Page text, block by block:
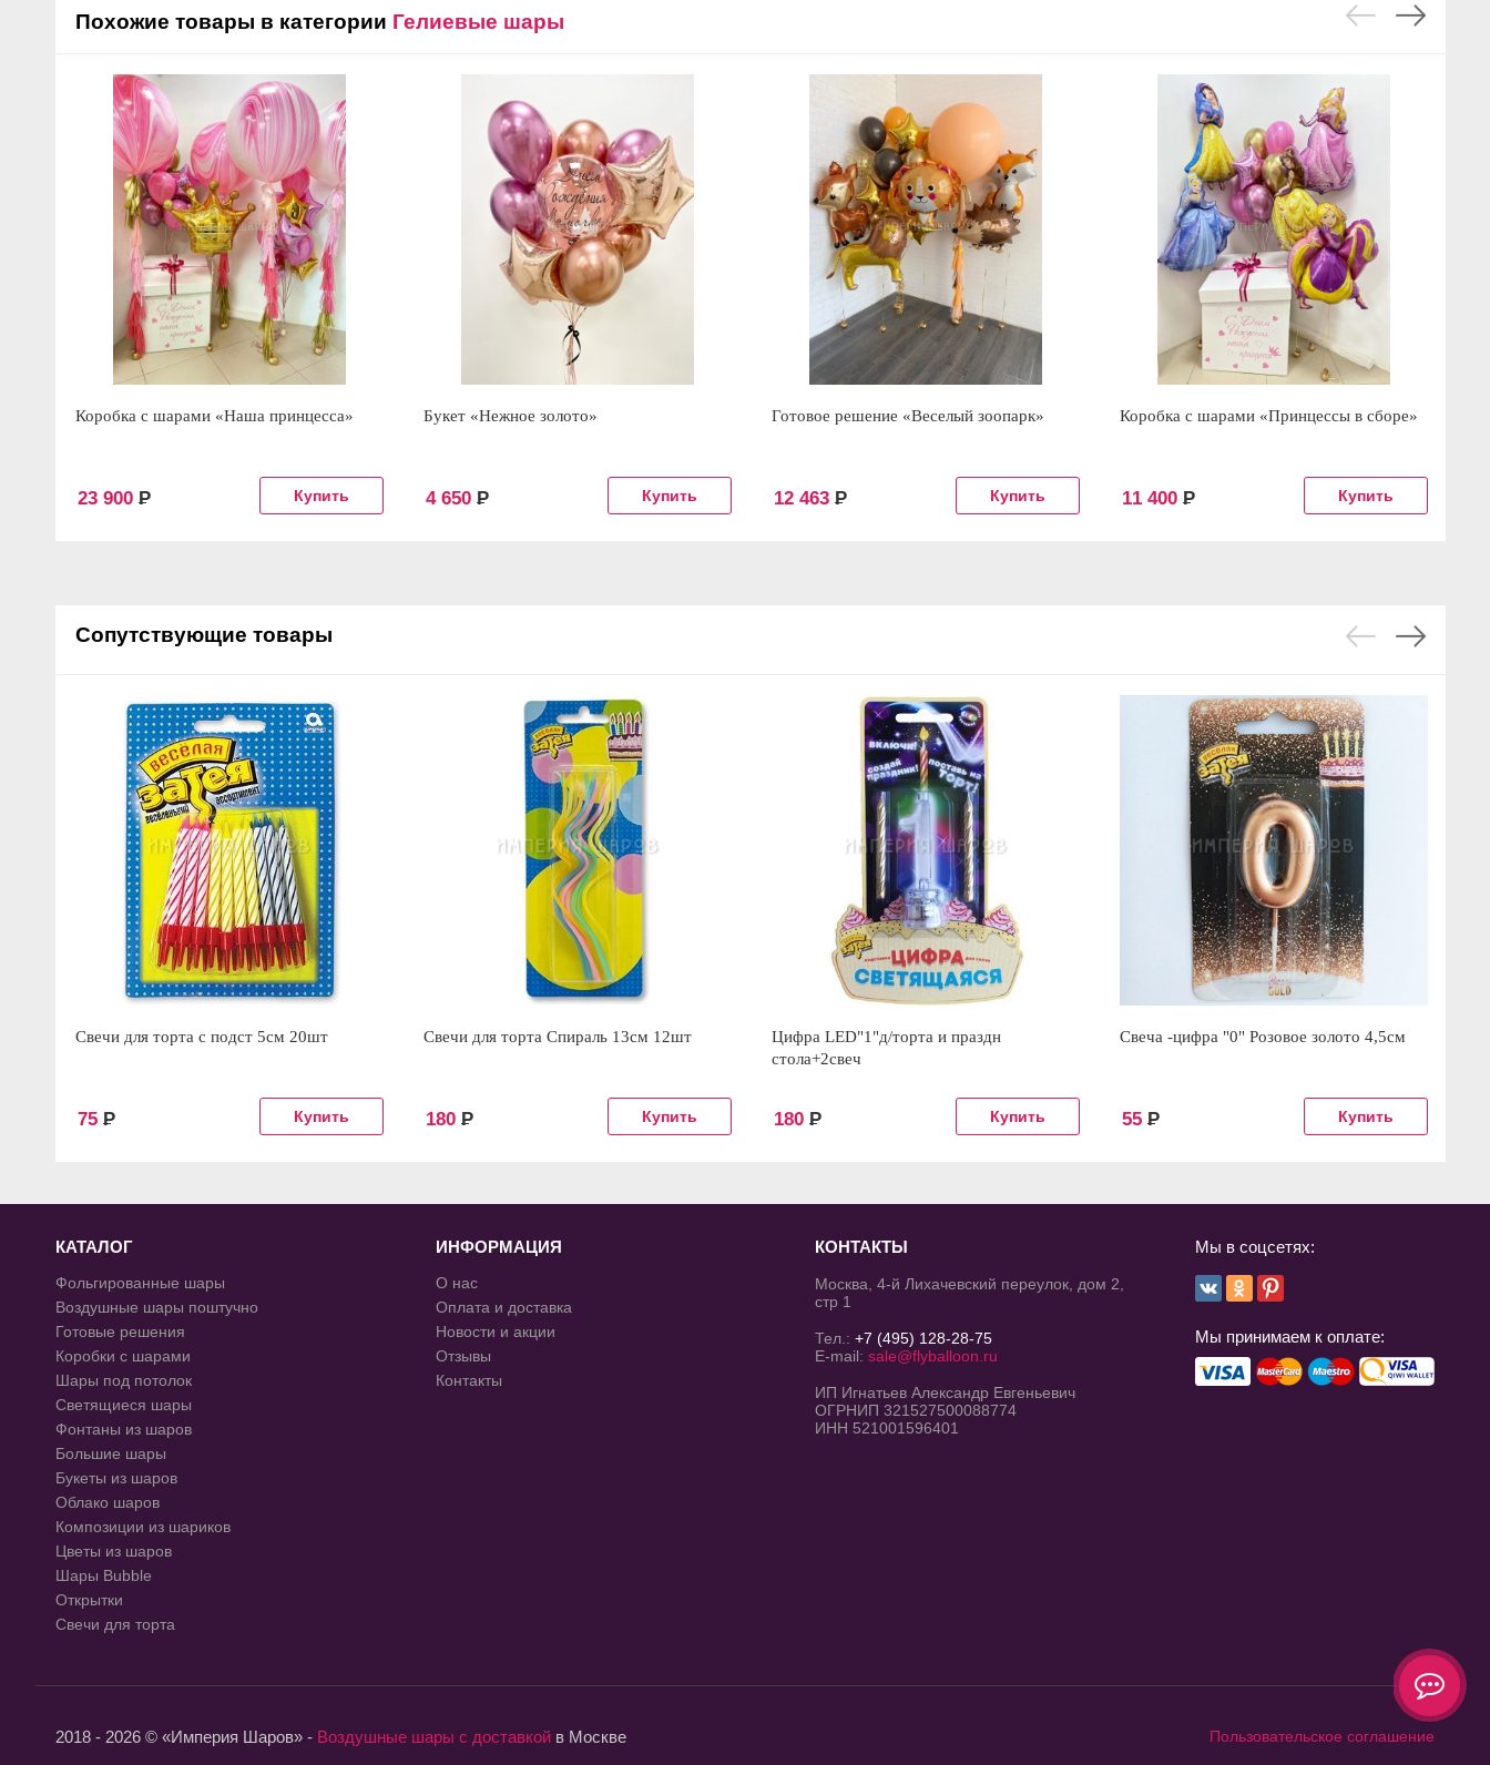
Похожие товары в категории Гелиевые шары
Коробка с шарами «Наша принцесса»
23 900 Р
Букет «Нежное золото»
4 650 Р
Готовое решение «Веселый зоопарк»
12 463 Р
Коробка с шарами «Принцессы в сборе»
11 400 Р
Сопутствующие товары
Свечи для торта с подст 5см 20шт
75 Р
Свечи для торта Спираль 13см 12шт
180 Р
Цифра LED"1"д/торта и праздн
стола+2свеч
180 Р
Свеча -цифра "0" Розовое золото 4,5см
55 Р
КАТАЛОГ
Фольгированные шары
Воздушные шары поштучно
Готовые решения
Коробки с шарами
Шары под потолок
Светящиеся шары
Фонтаны из шаров
Большие шары
Букеты из шаров
Облако шаров
Композиции из шариков
Цветы из шаров
Шары Bubble
Открытки
Свечи для торта
ИНФОРМАЦИЯ
О нас
Оплата и доставка
Новости и акции
Отзывы
Контакты
КОНТАКТЫ
Москва, 4-й Лихачевский переулок, дом 2,
стр 1
Тел.:+7 (495) 128-28-75
E-mail:sale@flyballoon.ru
ИП Игнатьев Александр Евгеньевич
ОГРНИП 321527500088774
ИНН 521001596401
Мы в соцсетях:
Мы принимаем к оплате:
2018 - 2026 © «Империя Шаров» - Воздушные шары с доставкой в Москве Пользовательское соглашение